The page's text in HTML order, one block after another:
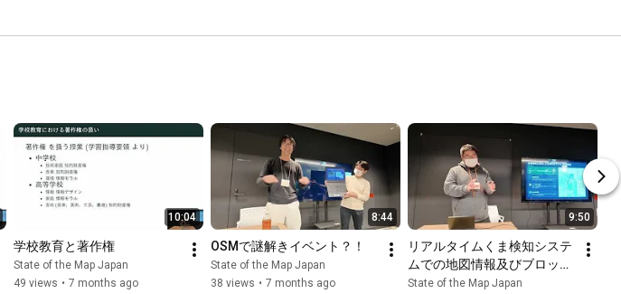
10:04
学校教育と著作権
State of the Map Japan
49 views • 7 months ago
8:44
OSMで謎解きイベント？！
State of the Map Japan
38 views • 7 months ago
9:50
リアルタイムくま検知システ
ムでの地図情報及びブロック
チェーン技術の活用について
State of the Map Japan